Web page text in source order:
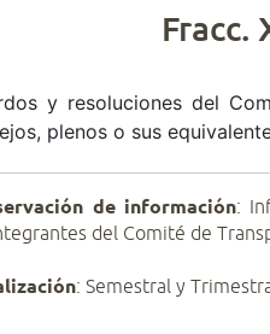
Fracc.
y resoluciones del
plenos o sus
de información:
del Comité de
: Semestral y